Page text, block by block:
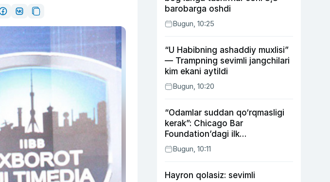
barobarga oshdi
Bugun, 10:25
“U Habibning ashaddiy muxlisi”
— Trampning sevimli jangchilari
kim ekani aytildi
Bugun, 10:20
“Odamlar suddan qo‘rqmasligi
kerak”: Chicago Bar
Foundation’dagi ilk
o‘zbekistonlik Go‘zal
Abduaxatova
Bugun, 10:11
Hayron qolasiz: sevimli